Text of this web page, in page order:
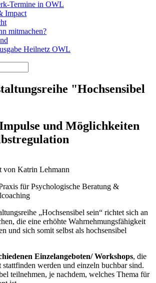
Termine in OWL
Impact
mitmachen?
Heilnetz OWL
"Hochsensibel
und Möglichkeiten
von Katrin Lehmann
für Psychologische Beratung &
„Hochsensibel sein“ richtet sich an
die eine erhöhte Wahrnehmungsfähigkeit
und sich somit selbst als hochsensibel
Einzelangeboten/ Workshops, die
stattfinden werden und einzeln buchbar sind.
teilnehmen, je nachdem, welches Thema für